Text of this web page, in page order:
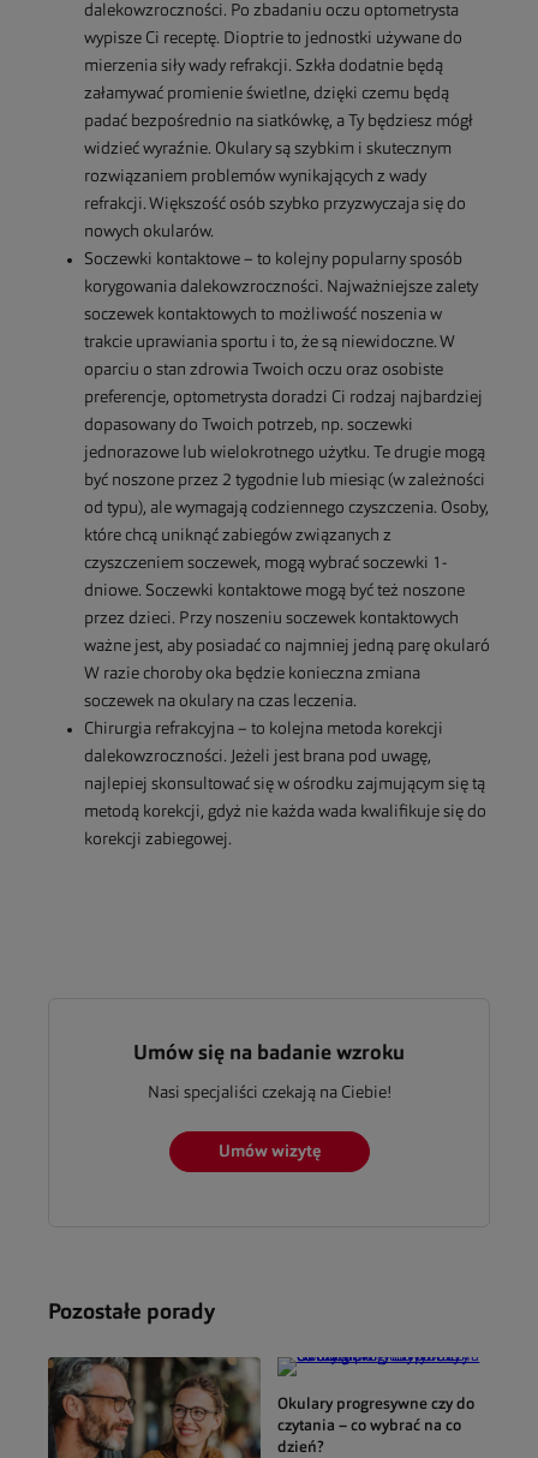
dalekowzroczności. Po zbadaniu oczu optometrysta
wypisze Ci receptę. Dioptrie to jednostki używane do
mierzenia siły wady refrakcji. Szkła dodatnie będą
załamywać promienie świetlne, dzięki czemu będą
padać bezpośrednio na siatkówkę, a Ty będziesz mógł
widzieć wyraźnie. Okulary są szybkim i skutecznym
rozwiązaniem problemów wynikających z wady
refrakcji. Większość osób szybko przyzwyczaja się do
nowych okularów.
Soczewki kontaktowe – to kolejny popularny sposób
korygowania dalekowzroczności. Najważniejsze zalety
soczewek kontaktowych to możliwość noszenia w
trakcie uprawiania sportu i to, że są niewidoczne. W
oparciu o stan zdrowia Twoich oczu oraz osobiste
preferencje, optometrysta doradzi Ci rodzaj najbardziej
dopasowany do Twoich potrzeb, np. soczewki
jednorazowe lub wielokrotnego użytku. Te drugie mogą
być noszone przez 2 tygodnie lub miesiąc (w zależności
od typu), ale wymagają codziennego czyszczenia. Osoby,
które chcą uniknąć zabiegów związanych z
czyszczeniem soczewek, mogą wybrać soczewki 1-
dniowe. Soczewki kontaktowe mogą być też noszone
przez dzieci. Przy noszeniu soczewek kontaktowych
ważne jest, aby posiadać co najmniej jedną parę okularó
W razie choroby oka będzie konieczna zmiana
soczewek na okulary na czas leczenia.
Chirurgia refrakcyjna – to kolejna metoda korekcji
dalekowzroczności. Jeżeli jest brana pod uwagę,
najlepiej skonsultować się w ośrodku zajmującym się tą
metodą korekcji, gdyż nie każda wada kwalifikuje się do
korekcji zabiegowej.
Umów się na badanie wzroku
Nasi specjaliści czekają na Ciebie!
Umów wizytę
Pozostałe porady
Okulary progresywne czy do
czytania – co wybrać na co
dzień?